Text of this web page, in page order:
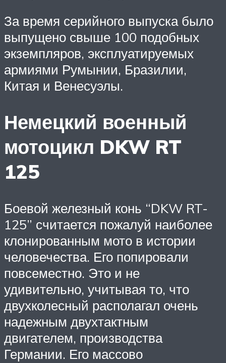
За время серийного выпуска было
выпущено свыше 100 подобных
экземпляров, эксплуатируемых
армиями Румынии, Бразилии,
Китая и Венесуэлы.
Немецкий военный
мотоцикл DKW RT
125
Боевой железный конь “DKW RT-
125” считается пожалуй наиболее
клонированным мото в истории
человечества. Его попировали
повсеместно. Это и не
удивительно, учитывая то, что
двухколесный располагал очень
надежным двухтактным
двигателем, производства
Германии. Его массово